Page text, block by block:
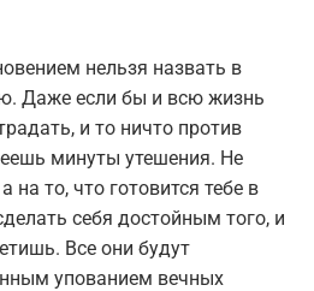
нельзя назвать в
Даже если бы и всю жизнь
и то ничто против
минуты утешения. Не
на то, что готовится тебе в
себя достойным того, и
Все они будут
упованием вечных